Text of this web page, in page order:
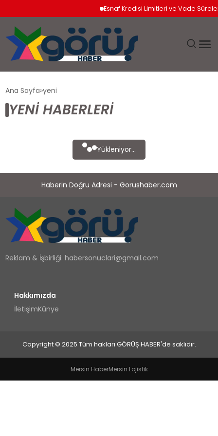
Esnaf Kredisi Limitleri ve Vade Süreleri
EKONOMI
SPOR
TEKNOLOJI
YAŞAM
Ana Sayfa yeni
YENI HABERLERI
Yükleniyor...
Haberin Doğru Adresi - Gorushaber.com
Reklam & İşbirliği:habersonuclari@gmail.com
Hakkımızda
İletişimKünye
Copyright © 2025 Tüm hakları GÖRÜŞ HABER'de saklıdır.
Mersin HaberMersin Lojistik